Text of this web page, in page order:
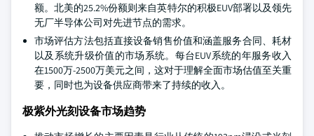
额。北美的25.2%份额则来自英特尔的积极EUV部署以及领先
无厂半导体公司对先进节点的需求。
市场评估方法包括直接设备销售价值和涵盖服务合同、耗材
以及系统升级价值的市场系统。每台EUV系统的年服务收入
在1500万-2500万美元之间，这对于理解全面市场估值至关重
要，同时也为设备供应商带来了持续的收入。
极紫外光刻设备市场趋势